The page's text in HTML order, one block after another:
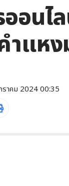
อนไ
แหง
าคม 2024 00:35